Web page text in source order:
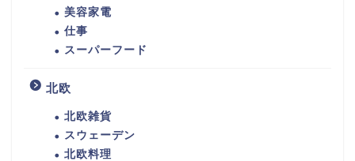
美容家電
仕事
スーパーフード
北欧
北欧雑貨
スウェーデン
北欧料理